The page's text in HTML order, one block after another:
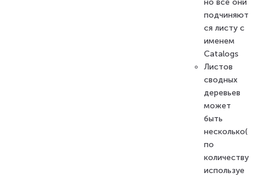
подчиняют
ся листу с
именем
Catalogs
Листов
сводных
деревьев
может
быть
несколько(
по
количеству
используе